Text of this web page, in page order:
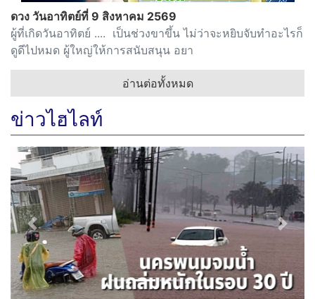
ดวง วันอาทิตย์ที่ 9 สิงหาคม 2569
ผู้ที่เกิดวันอาทิตย์ .... เป็นช่วงขาขึ้น ไม่ว่าจะหยิบจับทำอะไรก็
ดูดีไปหมด ผู้ใหญ่ให้การสนับสนุน อยา
อ่านต่อทั้งหมด
ข่าวไฮไลท์
Previous Next